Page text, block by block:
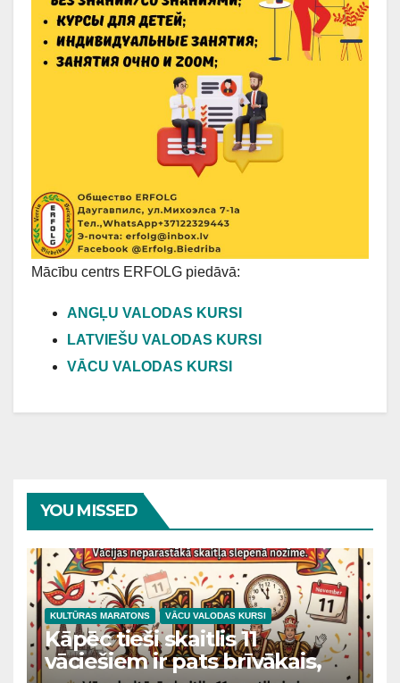
Mācību centrs ERFOLG piedāvā:
ANGĻU VALODAS KURSI
LATVIEŠU VALODAS KURSI
VĀCU VALODAS KURSI
YOU MISSED
KULTŪRAS MARATONS VĀCU VALODAS KURSI
Kāpēc tieši skaitlis 11
vāciešiem ir pats brīvākais,